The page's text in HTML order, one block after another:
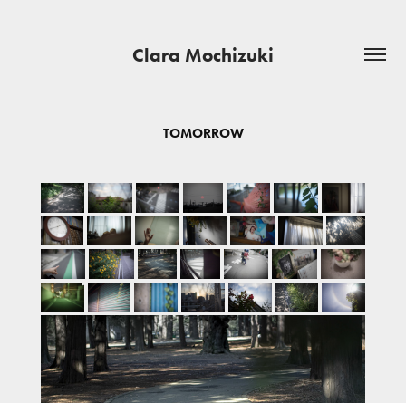
Clara Mochizuki
TOMORROW